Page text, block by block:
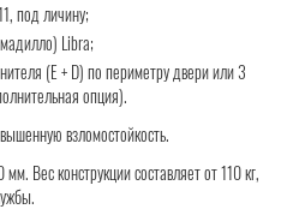
под личину;
Libra;
(Е + D) по периметру двери или 3
опция).
взломостойкость.
Вес конструкции составляет от 110 кг,